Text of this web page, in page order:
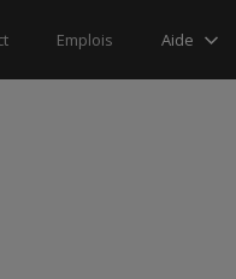
Emplois Aide